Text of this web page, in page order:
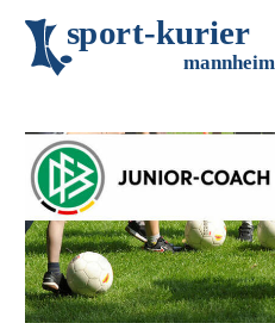
sport-kurier
mannheim